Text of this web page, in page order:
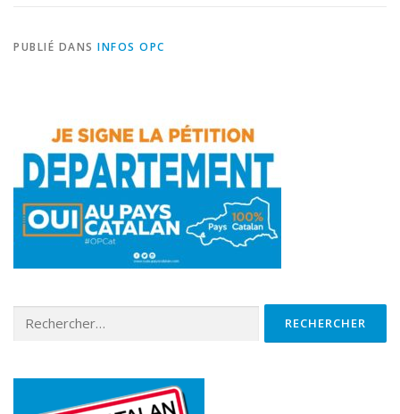
PUBLIÉ DANS INFOS OPC